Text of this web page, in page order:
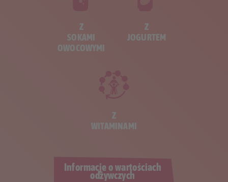
Z
SOKAMI
OWOCOWYMI
Z
JOGURTEM
Z
WITAMINAMI
Informacje o wartościach
odżywczych